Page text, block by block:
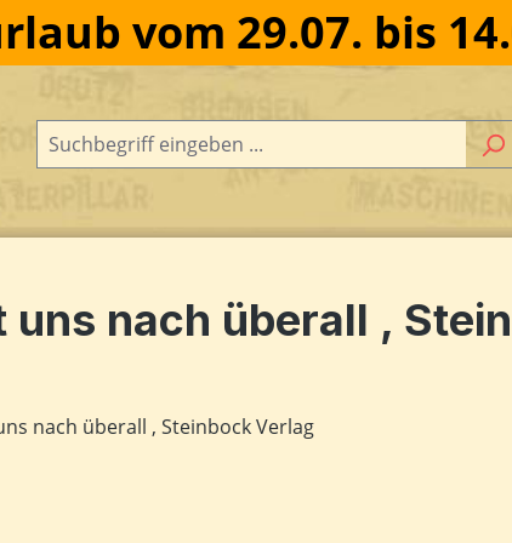
vom 29.07. bis
uns nach überall ,
überspringen